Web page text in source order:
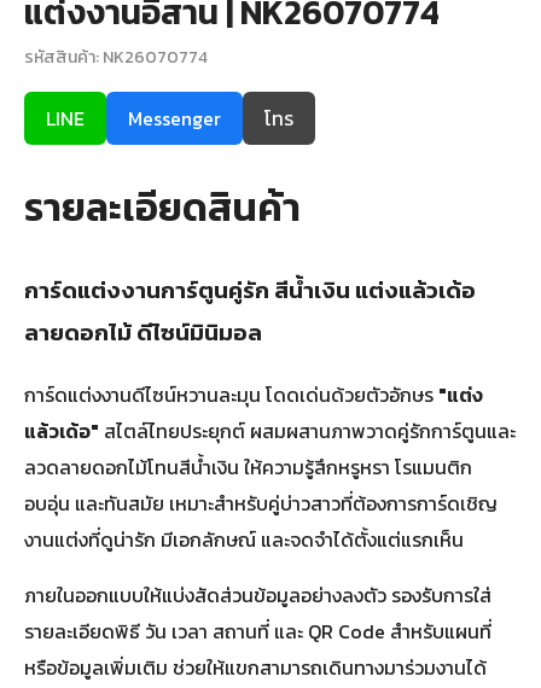
แต่งงานอีสาน | NK26070774
รหัสสินค้า: NK26070774
LINE Messenger โทร
รายละเอียดสินค้า
การ์ดแต่งงานการ์ตูนคู่รัก สีน้ำเงิน แต่งแล้วเด้อ
ลายดอกไม้ ดีไซน์มินิมอล
การ์ดแต่งงานดีไซน์หวานละมุน โดดเด่นด้วยตัวอักษร "แต่ง
แล้วเด้อ" สไตล์ไทยประยุกต์ ผสมผสานภาพวาดคู่รักการ์ตูนและ
ลวดลายดอกไม้โทนสีน้ำเงิน ให้ความรู้สึกหรูหรา โรแมนติก
อบอุ่น และทันสมัย เหมาะสำหรับคู่บ่าวสาวที่ต้องการการ์ดเชิญ
งานแต่งที่ดูน่ารัก มีเอกลักษณ์ และจดจำได้ตั้งแต่แรกเห็น
ภายในออกแบบให้แบ่งสัดส่วนข้อมูลอย่างลงตัว รองรับการใส่
รายละเอียดพิธี วัน เวลา สถานที่ และ QR Code สำหรับแผนที่
หรือข้อมูลเพิ่มเติม ช่วยให้แขกสามารถเดินทางมาร่วมงานได้